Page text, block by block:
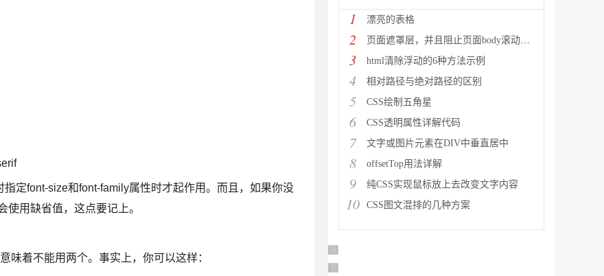
定font-size和font-family属性时才起作用。而且，如果你没
使用缺省值，这点要记上。
味着不能用两个。事实上，你可以这样：
1 漂亮的表格
2 页面遮罩层，并且阻止页面body滚动。bootstrap模态
3 html清除浮动的6种方法示例
4 相对路径与绝对路径的区别
5 CSS绘制五角星
6 CSS透明属性详解代码
7 文字或图片元素在DIV中垂直居中
8 offsetTop用法详解
9 纯CSS实现鼠标放上去改变文字内容
10 CSS图文混排的几种方案
广告 商业广告，理性选择
广告 商业广告，理性选择